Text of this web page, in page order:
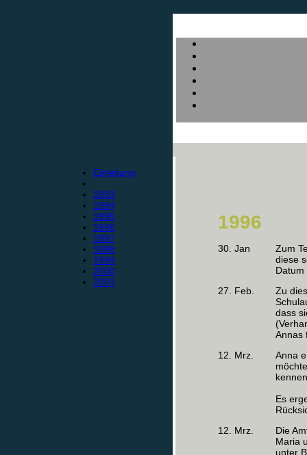
Einleitung
1993
1994
1995
1996
1997
1998
1999
2000
2001
1996
30. Jan
Zum
diese
27. Feb.
Zu
dass
Annas
12. Mrz.
Anna
Es
12. Mrz.
Die
Maria
unter